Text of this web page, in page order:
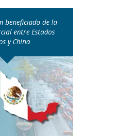
beneficiado de la
entre Estados
y China